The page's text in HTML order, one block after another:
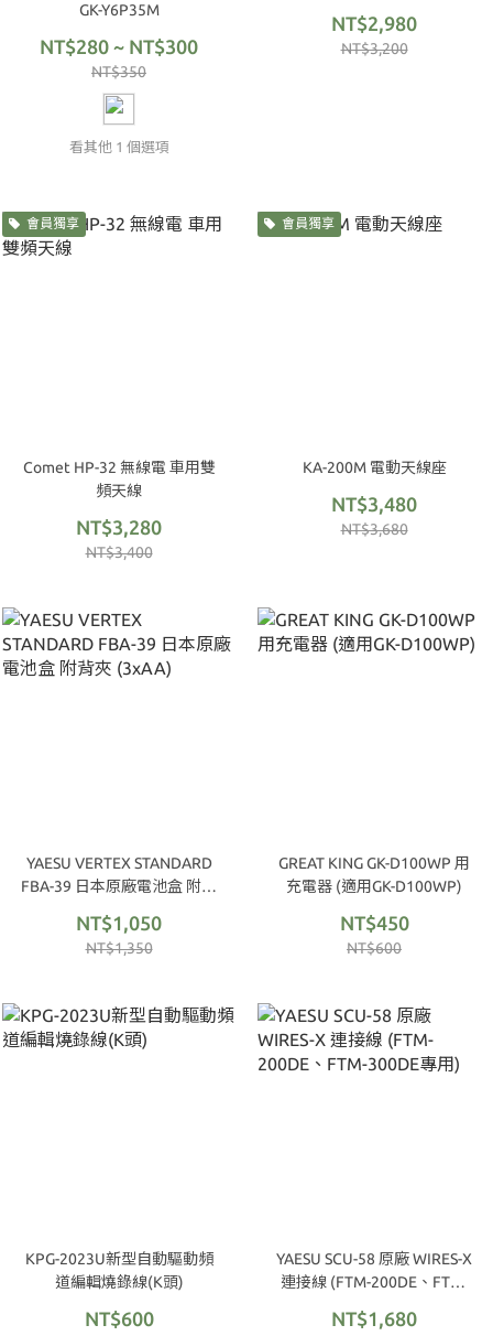
GK-Y6P35M
NT$280 ~ NT$300
NT$350
看其他 1 個選項
NT$2,980
NT$3,200
會員獨享
Comet HP-32 無線電 車用雙
頻天線
NT$3,280
NT$3,400
會員獨享
KA-200M 電動天線座
NT$3,480
NT$3,680
YAESU VERTEX STANDARD
FBA-39 日本原廠電池盒 附背
NT$1,050
NT$1,350
GREAT KING GK-D100WP 用
充電器 (適用GK-D100WP)
NT$450
NT$600
KPG-2023U新型自動驅動頻
道編輯燒錄線(K頭)
NT$600
YAESU SCU-58 原廠 WIRES-X
連接線 (FTM-200DE、FTM-
NT$1,680